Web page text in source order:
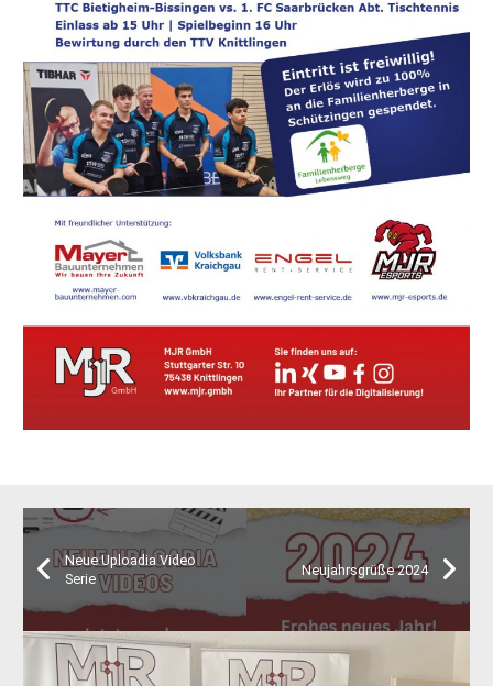
Neue Uploadia Video
Serie
Neujahrsgrüße 2024